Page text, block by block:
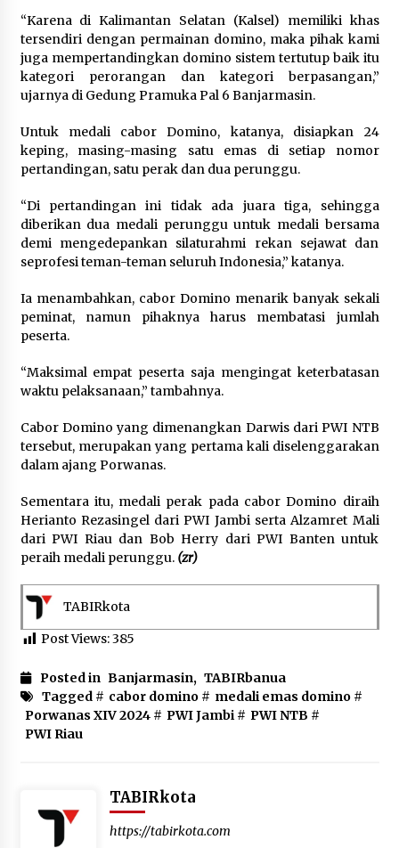
“Karena di Kalimantan Selatan (Kalsel) memiliki khas
tersendiri dengan permainan domino, maka pihak kami
juga mempertandingkan domino sistem tertutup baik itu
kategori perorangan dan kategori berpasangan,”
ujarnya di Gedung Pramuka Pal 6 Banjarmasin.
Untuk medali cabor Domino, katanya, disiapkan 24
keping, masing-masing satu emas di setiap nomor
pertandingan, satu perak dan dua perunggu.
“Di pertandingan ini tidak ada juara tiga, sehingga
diberikan dua medali perunggu untuk medali bersama
demi mengedepankan silaturahmi rekan sejawat dan
seprofesi teman-teman seluruh Indonesia,” katanya.
Ia menambahkan, cabor Domino menarik banyak sekali
peminat, namun pihaknya harus membatasi jumlah
peserta.
“Maksimal empat peserta saja mengingat keterbatasan
waktu pelaksanaan,” tambahnya.
Cabor Domino yang dimenangkan Darwis dari PWI NTB
tersebut, merupakan yang pertama kali diselenggarakan
dalam ajang Porwanas.
Sementara itu, medali perak pada cabor Domino diraih
Herianto Rezasingel dari PWI Jambi serta Alzamret Mali
dari PWI Riau dan Bob Herry dari PWI Banten untuk
peraih medali perunggu. (zr)
TABIRkota
Post Views:385
Posted in Banjarmasin, TABIRbanua
Tagged # cabor domino# medali emas domino#
Porwanas XIV 2024# PWI Jambi# PWI NTB #
PWI Riau
TABIRkota
https://tabirkota.com